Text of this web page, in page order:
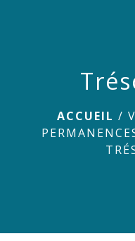
ACCUEIL /